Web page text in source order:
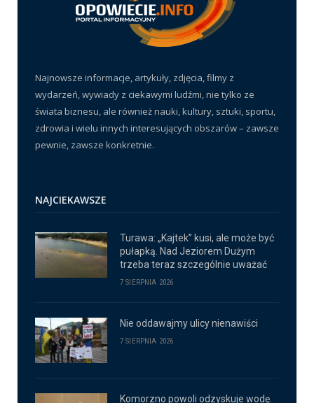
Najnowsze informacje, artykuły, zdjęcia, filmy z
wydarzeń, wywiady z ciekawymi ludźmi, nie tylko ze
świata biznesu, ale również nauki, kultury, sztuki, sportu,
zdrowia i wielu innych interesujących obszarów – zawsze
pewnie, zawsze konkretnie.
NAJCIEKAWSZE
Turawa: „Kajtek” kusi, ale może być
pułapką. Nad Jeziorem Dużym
trzeba teraz szczególnie uważać
7 SIERPNIA 2026
Nie oddawajmy ulicy nienawiści
7 SIERPNIA 2026
Komorzno powoli odzyskuje wodę.